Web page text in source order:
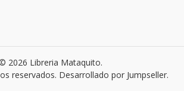
2026 Libreria Mataquito.
reservados. Desarrollado por Jumpseller.